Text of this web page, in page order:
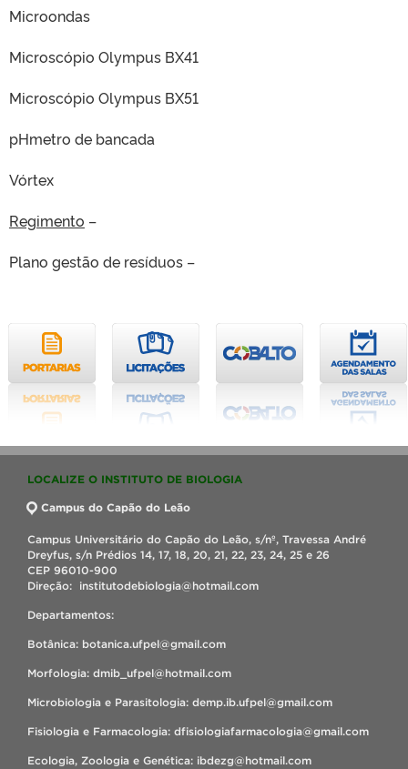
Microondas
Microscópio Olympus BX41
Microscópio Olympus BX51
pHmetro de bancada
Vórtex
Regimento –
Plano gestão de resíduos –
LOCALIZE O INSTITUTO DE BIOLOGIA
Campus do Capão do Leão
Campus Universitário do Capão do Leão, s/nº, Travessa André
Dreyfus, s/n Prédios 14, 17, 18, 20, 21, 22, 23, 24, 25 e 26
CEP 96010-900
Direção: institutodebiologia@hotmail.com
Departamentos:
Botânica: botanica.ufpel@gmail.com
Morfologia: dmib_ufpel@hotmail.com
Microbiologia e Parasitologia: demp.ib.ufpel@gmail.com
Fisiologia e Farmacologia: dfisiologiafarmacologia@gmail.com
Ecologia, Zoologia e Genética: ibdezg@hotmail.com